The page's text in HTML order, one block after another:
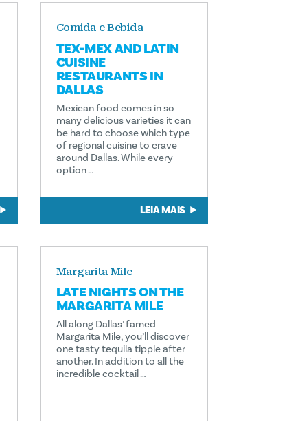
Comida e Bebida
TEX-MEX AND LATIN
CUISINE
RESTAURANTS IN
DALLAS
Mexican food comes in so
many delicious varieties it can
be hard to choose which type
of regional cuisine to crave
around Dallas. While every
option …
LEIA MAIS
Margarita Mile
LATE NIGHTS ON THE
MARGARITA MILE
All along Dallas’ famed
Margarita Mile, you’ll discover
one tasty tequila tipple after
another. In addition to all the
incredible cocktail …